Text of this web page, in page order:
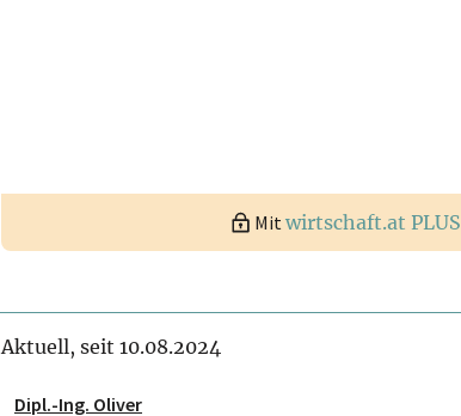
Mitwirtschaft.at PLUS
Aktuell, seit 10.08.2024
Dipl.-Ing. Oliver